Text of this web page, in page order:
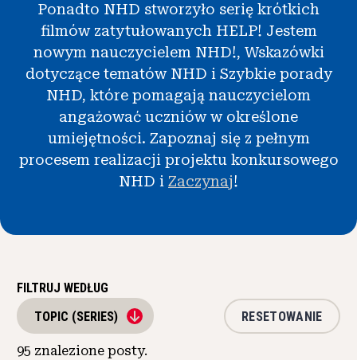
Wiadomości i wydarzenia
O NHD
Zaangażować się
Ponadto NHD stworzyło serię krótkich
filmów zatytułowanych HELP! Jestem
nowym nauczycielem NHD!, Wskazówki
dotyczące tematów NHD i Szybkie porady
NHD, które pomagają nauczycielom
angażować uczniów w określone
umiejętności. Zapoznaj się z pełnym
procesem realizacji projektu konkursowego
NHD i Zaczynaj!
FILTRUJ WEDŁUG
TOPIC (SERIES)
95 znalezione posty.
RESETOWANIE